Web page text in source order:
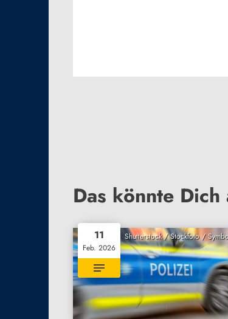
Das könnte
Shutterstock / Stockfoto /
11
Feb. 2026